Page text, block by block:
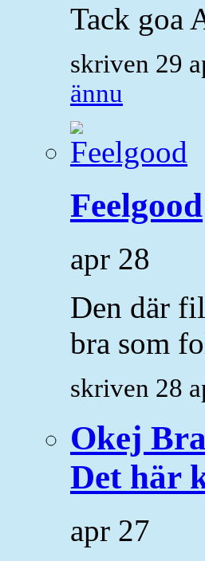
Tack goa
skriven 29
ännu
Feelgood
apr 28
Den där
bra som
skriven 28
Okej
Det här
apr 27